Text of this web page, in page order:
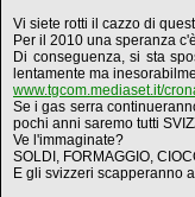
Vi siete rotti il cazzo di
Per il 2010 una speranza
Di conseguenza, si sta
lentamente ma
www.tgcom.mediaset.it/
Se i gas serra
pochi anni saremo tutti
Ve l'immaginate?
SOLDI, FORMAGGIO,
E gli svizzeri scapperanno